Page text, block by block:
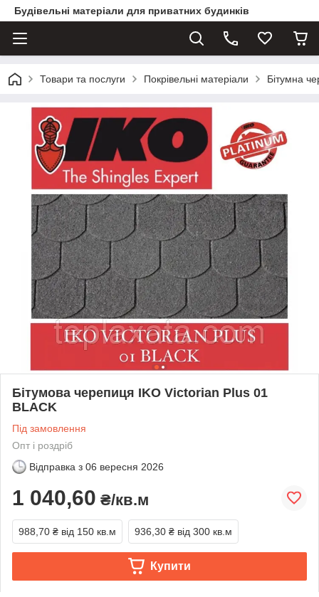
Будівельні матеріали для приватних будинків
Товари та послуги Покрівельні матеріали Бітумна
Бітумова черепиця IKO Victorian Plus 01
BLACK
Під замовлення
Опт і роздріб
Відправка з 06 вересня 2026
1 040,60 ₴/кв.м
988,70 ₴ від 150 кв.м 936,30 ₴ від 300 кв.м
Купити